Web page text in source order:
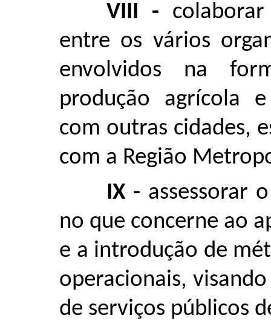
VIII -
entre os vários
envolvidos na
produção agrícola
com outras cidades,
com a Região
IX - assessorar
no que concerne ao
e a introdução de
operacionais,
de serviços públicos